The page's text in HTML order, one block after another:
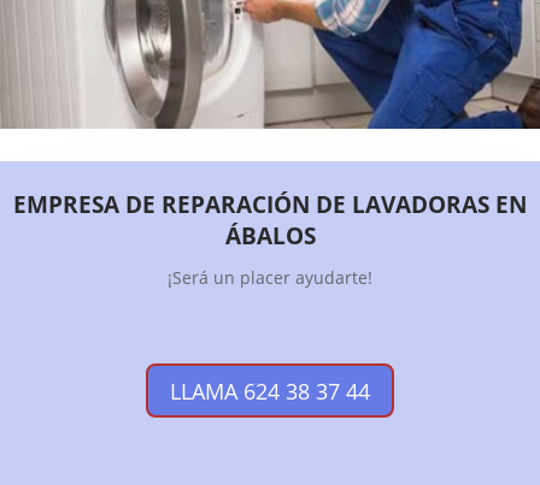
EMPRESA DE REPARACIÓN DE LAVADORAS EN
ÁBALOS
¡Será un placer ayudarte!
LLAMA 624 38 37 44